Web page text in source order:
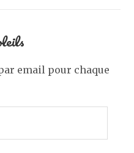
email pour chaque